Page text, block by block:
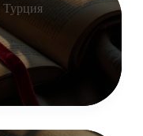
Турция